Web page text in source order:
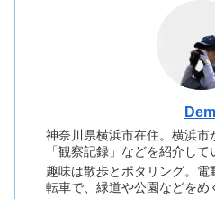
神奈川県横浜市在住。横浜
「観察記録」などを紹介して
趣味は散歩とポタリング。電
転車で、緑道や公園などをめ